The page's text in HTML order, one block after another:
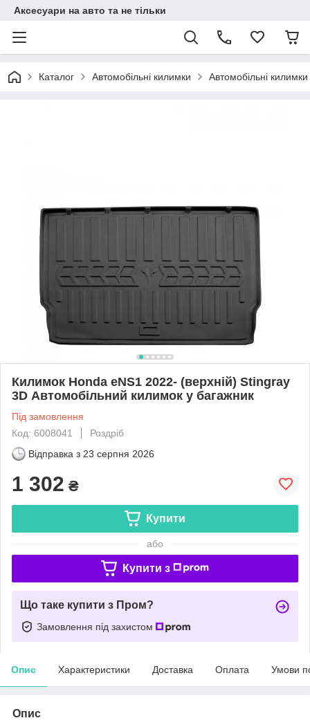
Аксесуари на авто та не тільки
Каталог Автомобільні килимки Автомобільні
Килимок Honda eNS1 2022- (верхній) Stingray
3D Автомобільний килимок у багажник
Під замовлення
Код: 6008041
Роздріб
Відправка з 23 серпня 2026
1 302 ₴
Купити
або
Купити з
Що таке купити з Пром?
Замовлення під захистом
Опис Характеристики Доставка Оплата Умови
Опис